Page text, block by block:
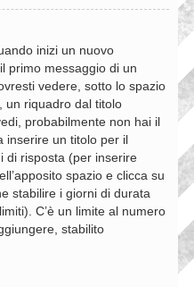
inizi un nuovo
primo messaggio di un
vedere, sotto lo spazio
un riquadro dal titolo
probabilmente non hai il
inserire un titolo per il
di risposta (per inserire
spazio e clicca su
stabilire i giorni di durata
C’è un limite al numero
stabilito